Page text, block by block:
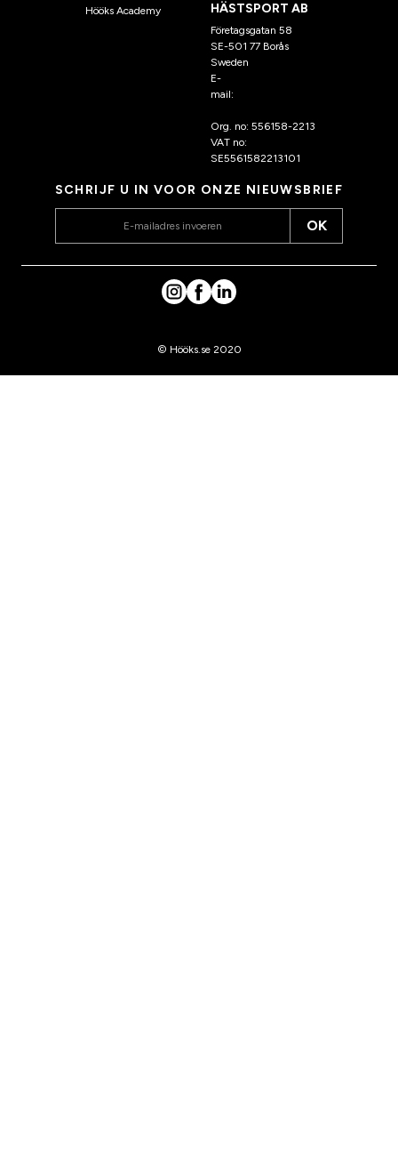
Hööks Academy
HÄSTSPORT AB
Företagsgatan 58
SE-501 77 Borås
Sweden
E-
mail:
Org. no: 556158-2213
VAT no:
SE5561582213101
SCHRIJF U IN VOOR ONZE NIEUWSBRIEF
OK
© Hööks.se 2020